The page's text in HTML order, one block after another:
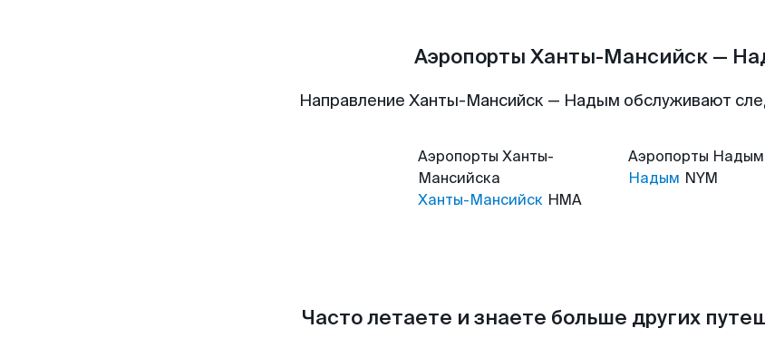
Аэропорты Ханты-Мансийск —
Направление Ханты-Мансийск — Надым обслуживают
Аэропорты Ханты-
Мансийска
Ханты-Мансийск HMA
Аэропорты
Надым NYM
Часто летаете и знаете больше других